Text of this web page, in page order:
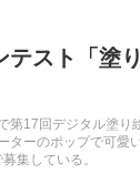
高校 過去問 人気記
テスト「塗
17回デジタル塗り
ターのポップで可愛
集している。